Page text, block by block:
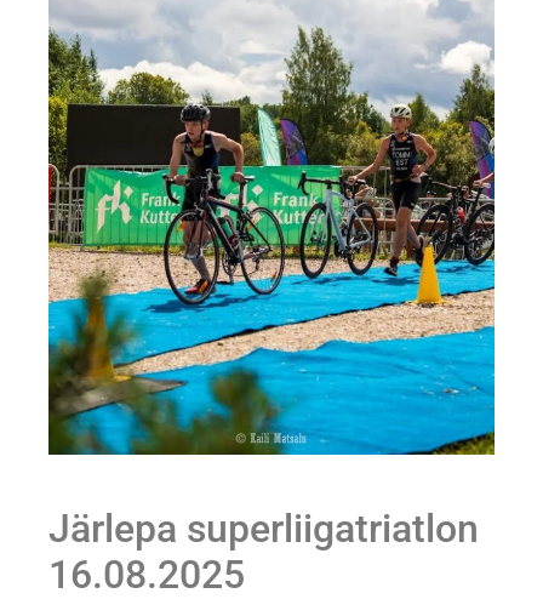
Järlepa superliigatriatlon
16.08.2025